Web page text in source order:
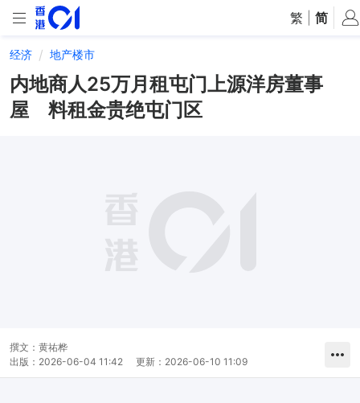
繁 简
经济 地产楼市
内地商人25万月租屯门上源洋房董事
屋 料租金贵绝屯门区
撰文： 黄祐桦
出版： 2026-06-04 11:42 更新： 2026-06-10 11:09